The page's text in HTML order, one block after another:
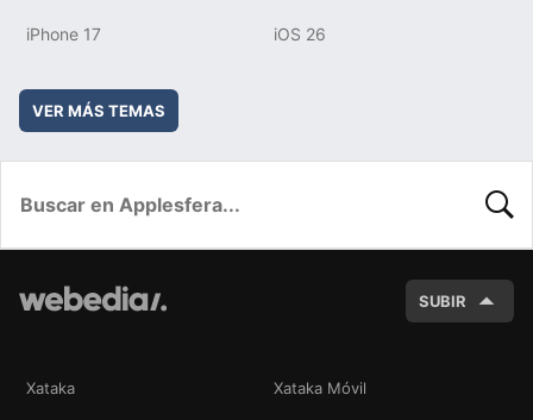
iPhone 17 iOS 26
VER MÁS TEMAS
SUBIR
Xataka Xataka Móvil